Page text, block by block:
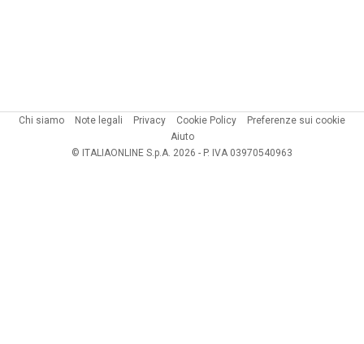
Chi siamo Note legali Privacy Cookie Policy
Preferenze sui cookie
Aiuto
© ITALIAONLINE S.p.A. 2026 - P. IVA 03970540963